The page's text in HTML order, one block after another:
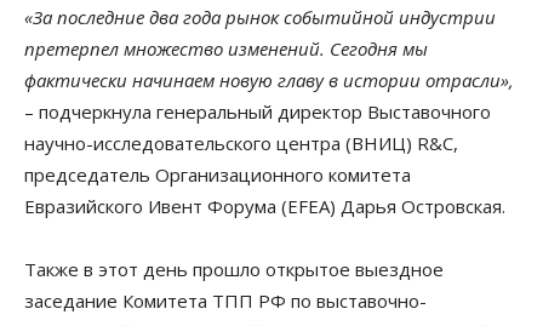
«За последние два года рынок событийной индустрии
претерпел множество изменений. Сегодня мы
фактически начинаем новую главу в истории отрасли»,
– подчеркнула генеральный директор Выставочного
научно-исследовательского центра (ВНИЦ) R&C,
председатель Организационного комитета
Евразийского Ивент Форума (EFEA) Дарья Островская.
Также в этот день прошло открытое выездное
заседание Комитета ТПП РФ по выставочно-